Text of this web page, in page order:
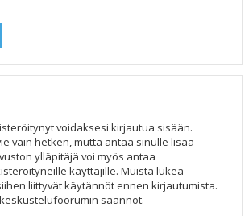
voidaksesi kirjautua sisään.
vain hetken, mutta antaa sinulle lisää
ylläpitäjä voi myös antaa
käyttäjille. Muista lukea
liittyvät käytännöt ennen kirjautumista.
säännöt.